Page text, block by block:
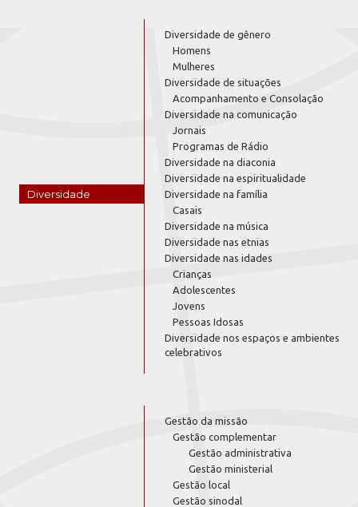
Diversidade
Diversidade de gênero
Homens
Mulheres
Diversidade de situações
Acompanhamento e Consolação
Diversidade na comunicação
Jornais
Programas de Rádio
Diversidade na diaconia
Diversidade na espiritualidade
Diversidade na família
Casais
Diversidade na música
Diversidade nas etnias
Diversidade nas idades
Crianças
Adolescentes
Jovens
Pessoas Idosas
Diversidade nos espaços e ambientes
celebrativos
Gestão da missão
Gestão complementar
Gestão administrativa
Gestão ministerial
Gestão local
Gestão sinodal